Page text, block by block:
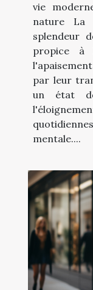
vie
nature
splendeur
propice
par leur
un état
mentale....